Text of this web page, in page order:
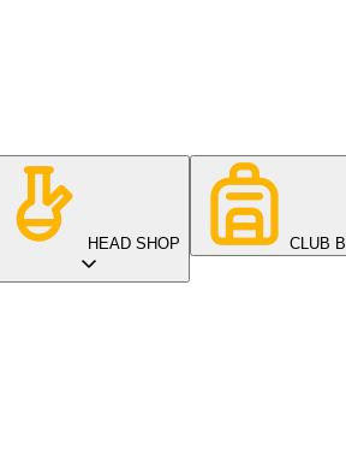
HEAD SHOP CLUB B